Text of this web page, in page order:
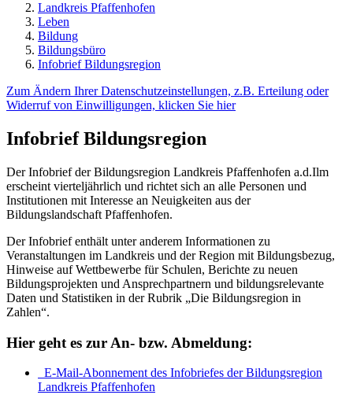
Landkreis Pfaffenhofen
Leben
Bildung
Bildungsbüro
Infobrief Bildungsregion
Zum Ändern Ihrer Datenschutzeinstellungen, z.B. Erteilung oder
Widerruf von Einwilligungen, klicken Sie hier
Infobrief Bildungsregion
Der Infobrief der Bildungsregion Landkreis Pfaffenhofen a.d.Ilm
erscheint vierteljährlich und richtet sich an alle Personen und
Institutionen mit Interesse an Neuigkeiten aus der
Bildungslandschaft Pfaffenhofen.
Der Infobrief enthält unter anderem Informationen zu
Veranstaltungen im Landkreis und der Region mit Bildungsbezug,
Hinweise auf Wettbewerbe für Schulen, Berichte zu neuen
Bildungsprojekten und Ansprechpartnern und bildungsrelevante
Daten und Statistiken in der Rubrik „Die Bildungsregion in
Zahlen“.
Hier geht es zur An- bzw. Abmeldung:
E-Mail-Abonnement des Infobriefes der Bildungsregion
Landkreis Pfaffenhofen